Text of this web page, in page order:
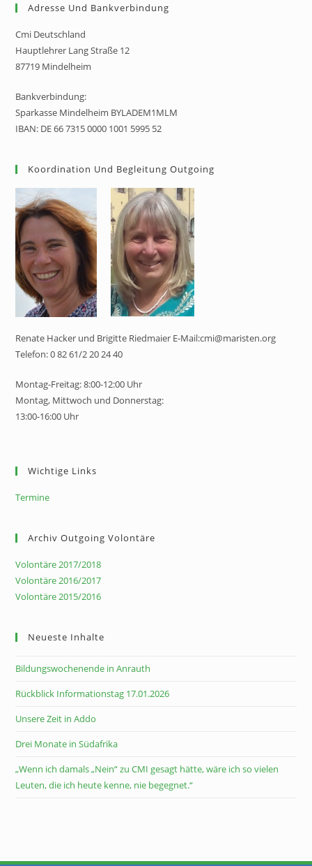
Adresse Und Bankverbindung
Cmi Deutschland
Hauptlehrer Lang Straße 12
87719 Mindelheim
Bankverbindung:
Sparkasse Mindelheim BYLADEM1MLM
IBAN: DE 66 7315 0000 1001 5995 52
Koordination Und Begleitung Outgoing
Renate Hacker und Brigitte Riedmaier E-Mail:cmi@maristen.org
Telefon: 0 82 61/2 20 24 40
Montag-Freitag: 8:00-12:00 Uhr
Montag, Mittwoch und Donnerstag:
13:00-16:00 Uhr
Wichtige Links
Termine
Archiv Outgoing Volontäre
Volontäre 2017/2018
Volontäre 2016/2017
Volontäre 2015/2016
Neueste Inhalte
Bildungswochenende in Anrauth
Rückblick Informationstag 17.01.2026
Unsere Zeit in Addo
Drei Monate in Südafrika
„Wenn ich damals „Nein“ zu CMI gesagt hätte, wäre ich so vielen
Leuten, die ich heute kenne, nie begegnet.“